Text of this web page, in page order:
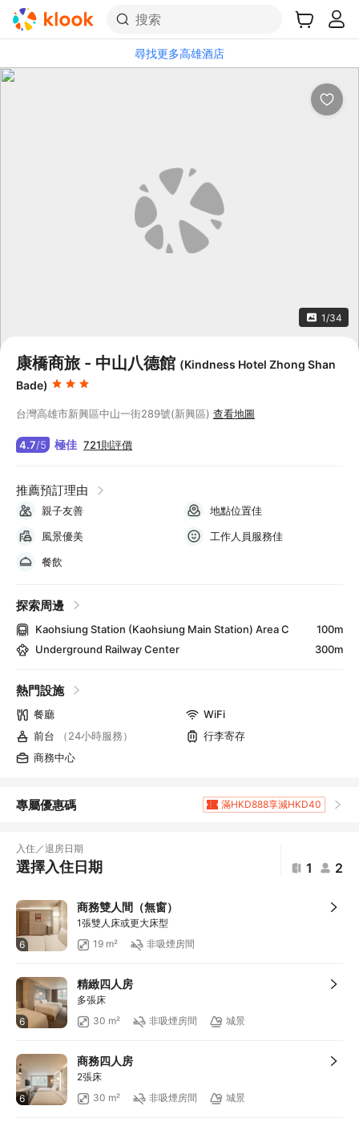
搜索
尋找更多高雄酒店
1/34
康橋商旅 - 中山八德館 (Kindness Hotel Zhong Shan
Bade)
台灣高雄市新興區中山一街289號(新興區) 查看地圖
4.7/5 極佳 721則評價
推薦預訂理由
親子友善
地點位置佳
風景優美
工作人員服務佳
餐飲
探索周邊
Kaohsiung Station (Kaohsiung Main Station) Area C
100m
Underground Railway Center
300m
熱門設施
餐廳
WiFi
前台
（24小時服務）
行李寄存
商務中心
專屬優惠碼
滿HKD888享減HKD40
滿HKD800享減HKD50
滿HKD2,000享減HKD200
滿HKD1,800享減HKD200
入住／退房日期
選擇入住日期 1 2
6
商務雙人間（無窗）
1張雙人床或更大床型
19 m²
非吸煙房間
6
精緻四人房
多張床
30 m²
非吸煙房間 城景
6
商務四人房
2張床
30 m²
非吸煙房間 城景